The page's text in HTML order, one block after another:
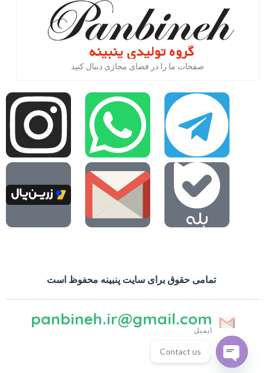
صفحات ما را در فضای مجازی دنبال کنید
تمامی حقوق برای سایت پنبینه محفوظ است
panbineh.ir@gmail.com
ایمیل
Contact us